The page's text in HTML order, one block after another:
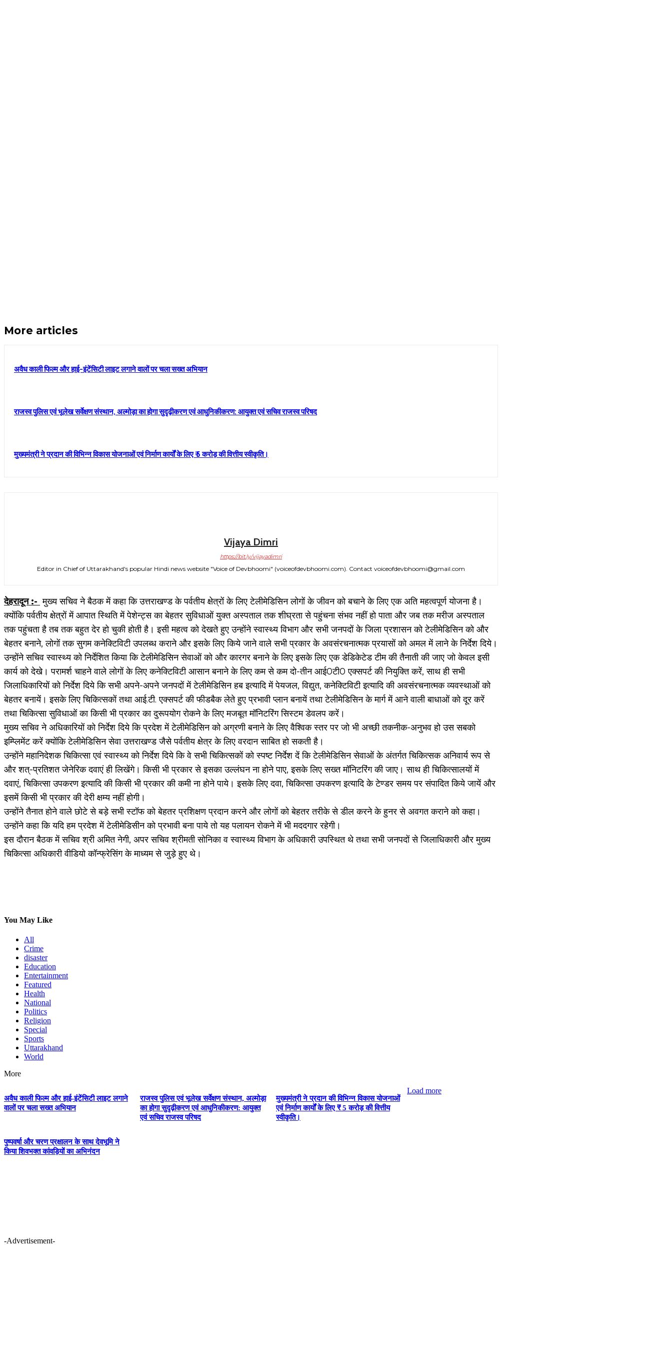
More articles
अवैध काली फिल्म और हाई-इंटेंसिटी लाइट लगाने वालों पर चला सख्त अभियान
राजस्व पुलिस एवं भूलेख सर्वेक्षण संस्थान, अल्मोड़ा का होगा सुदृढ़ीकरण एवं आधुनिकीकरण: आयुक्त एवं सचिव राजस्व परिषद
मुख्यमंत्री ने प्रदान की विभिन्न विकास योजनाओं एवं निर्माण कार्यों के लिए ₹ 5 करोड़ की वित्तीय स्वीकृति।
Vijaya Dimri
https://bit.ly/vijayadimri
Editor in Chief of Uttarakhand's popular Hindi news website "Voice of Devbhoomi" (voiceofdevbhoomi.com). Contact voiceofdevbhoomi@gmail.com
देहरादून :- मुख्य सचिव ने बैठक में कहा कि उत्तराखण्ड के पर्वतीय क्षेत्रों के लिए टेलीमेडिसिन लोगों के जीवन को बचाने के लिए एक अति महत्वपूर्ण योजना है।
क्योंकि पर्वतीय क्षेत्रों में आपात स्थिति में पेशेन्ट्स का बेहतर सुविधाओं युक्त अस्पताल तक शीघ्रता से पहुंचना संभव नहीं हो पाता और जब तक मरीज अस्पताल
तक पहुंचता है तब तक बहुत देर हो चुकी होती है। इसी महत्व को देखते हुए उन्होंने स्वास्थ्य विभाग और सभी जनपदों के जिला प्रशासन को टेलीमेडिसिन को और
बेहतर बनाने, लोगों तक सुगम कनेक्टिविटी उपलब्ध कराने और इसके लिए किये जाने वाले सभी प्रकार के अवसंरचनात्मक प्रयासों को अमल में लाने के निर्देश दिये।
उन्होंने सचिव स्वास्थ्य को निर्देशित किया कि टेलीमेडिसिन सेवाओं को और कारगर बनाने के लिए इसके लिए एक डेडिकेटेड टीम की तैनाती की जाए जो केवल इसी
कार्य को देखे। परामर्श चाहने वाले लोगों के लिए कनेक्टिविटी आसान बनाने के लिए कम से कम दो-तीन आई0टी0 एक्सपर्ट की नियुक्ति करें, साथ ही सभी
जिलाधिकारियों को निर्देश दिये कि सभी अपने-अपने जनपदों में टेलीमेडिसिन हब इत्यादि में पेयजल, विद्युत, कनेक्टिविटी इत्यादि की अवसंरचनात्मक व्यवस्थाओं को
बेहतर बनायें। इसके लिए चिकित्सकों तथा आई.टी. एक्सपर्ट की फीडबैक लेते हुए प्रभावी प्लान बनायें तथा टेलीमेडिसिन के मार्ग में आने वाली बाधाओं को दूर करें
तथा चिकित्सा सुविधाओं का किसी भी प्रकार का दुरूपयोग रोकने के लिए मजबूत मॉनिटरिंग सिस्टम डेवलप करें।
मुख्य सचिव ने अधिकारियों को निर्देश दिये कि प्रदेश में टेलीमेडिसिन को अग्रणी बनाने के लिए वैश्विक स्तर पर जो भी अच्छी तकनीक-अनुभव हो उस सबको
इम्प्लिमेंट करें क्योंकि टेलीमेडिसिन सेवा उत्तराखण्ड जैसे पर्वतीय क्षेत्र के लिए वरदान साबित हो सकती है।
उन्होंने महानिदेशक चिकित्सा एवं स्वास्थ्य को निर्देश दिये कि वे सभी चिकित्सकों को स्पष्ट निर्देश दें कि टेलीमेडिसिन सेवाओं के अंतर्गत चिकित्सक अनिवार्य रूप से
और शत्-प्रतिशत जेनेरिक दवाएं ही लिखेंगे। किसी भी प्रकार से इसका उल्लंघन ना होने पाए, इसके लिए सख्त मॉनिटरिंग की जाए। साथ ही चिकित्सालयों में
दवाएं, चिकित्सा उपकरण इत्यादि की किसी भी प्रकार की कमी ना होने पाये। इसके लिए दवा, चिकित्सा उपकरण इत्यादि के टेण्डर समय पर संपादित किये जायें और
इसमें किसी भी प्रकार की देरी क्षम्य नहीं होगी।
उन्होंने तैनात होने वाले छोटे से बड़े सभी स्टॉफ को बेहतर प्रशिक्षण प्रदान करने और लोगों को बेहतर तरीके से डील करने के हुनर से अवगत कराने को कहा।
उन्होंने कहा कि यदि हम प्रदेश में टेलीमेडिसीन को प्रभावी बना पाये तो यह पलायन रोकने में भी मददगार रहेगी।
इस दौरान बैठक में सचिव श्री अमित नेगी, अपर सचिव श्रीमती सोनिका व स्वास्थ्य विभाग के अधिकारी उपस्थित थे तथा सभी जनपदों से जिलाधिकारी और मुख्य
चिकित्सा अधिकारी वीडियो कॉन्फ्रेसिंग के माध्यम से जुड़े हुए थे।
You May Like
All
Crime
disaster
Education
Entertainment
Featured
Health
National
Politics
Religion
Special
Sports
Uttarakhand
World
More
अवैध काली फिल्म और हाई-इंटेंसिटी लाइट लगाने
वालों पर चला सख्त अभियान
राजस्व पुलिस एवं भूलेख सर्वेक्षण संस्थान, अल्मोड़ा
का होगा सुदृढ़ीकरण एवं आधुनिकीकरण: आयुक्त
एवं सचिव राजस्व परिषद
मुख्यमंत्री ने प्रदान की विभिन्न विकास योजनाओं
एवं निर्माण कार्यों के लिए ₹ 5 करोड़ की वित्तीय
स्वीकृति।
पुष्पवर्षा और चरण प्रक्षालन के साथ देवभूमि ने
किया शिवभक्त कांवड़ियों का अभिनंदन
Load more
-Advertisement-